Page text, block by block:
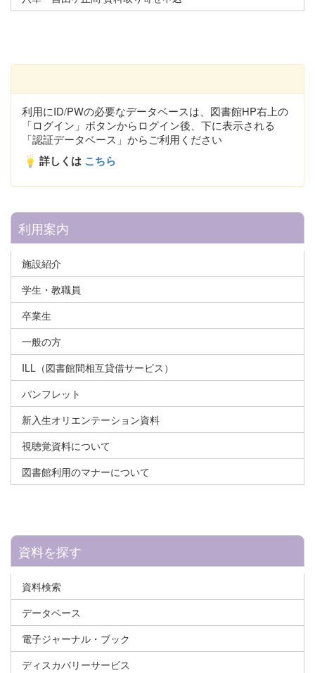
利用にID/PWの必要なデータベースは、図書館HP右上の
「ログイン」ボタンからログイン後、下に表示される
「認証データベース」からご利用ください
詳しくは こちら
利用案内
施設紹介
学生・教職員
卒業生
一般の方
ILL（図書館間相互貸借サービス）
パンフレット
新入生オリエンテーション資料
視聴覚資料について
図書館利用のマナーについて
資料を探す
資料検索
データベース
電子ジャーナル・ブック
ディスカバリーサービス